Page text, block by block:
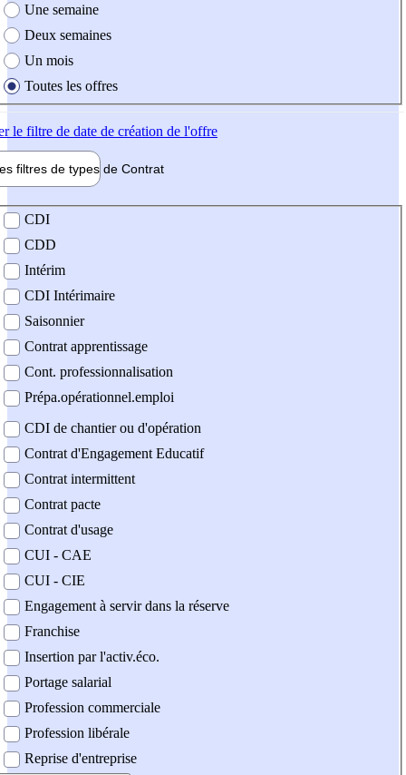
Une semaine
Deux semaines
Un mois
Toutes les offres
le filtre de date de création de l'offre
filtres de types de Contrat
contrat
CDI
CDD
Intérim
CDI Intérimaire
Saisonnier
Contrat apprentissage
Cont. professionnalisation
Prépa.opérationnel.emploi
CDI de chantier ou d'opération
Contrat d'Engagement Educatif
Contrat intermittent
Contrat pacte
Contrat d'usage
CUI - CAE
CUI - CIE
Engagement à servir dans la réserve
Franchise
Insertion par l'activ.éco.
Portage salarial
Profession commerciale
Profession libérale
Reprise d'entreprise